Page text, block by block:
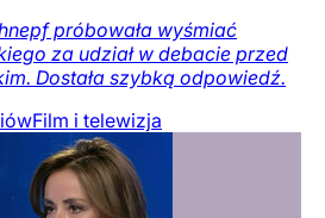
próbowała wyśmiać
za udział w debacie przed
Dostała szybką odpowiedź.
Film i telewizja